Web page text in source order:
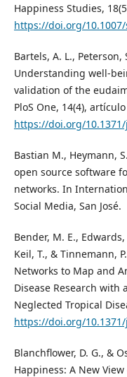
Happiness Studies,
https://doi.org/10.1007/
Bartels, A. L., Peterson,
Understanding well-
validation of the
PloS One, 14(4),
https://doi.org/
Bastian M., Heymann,
open source software
networks. In
Social Media, San José.
Bender, M. E.,
Keil, T., & Tinnemann,
Networks to Map and
Disease Research with
Neglected Tropical
https://doi.org/
Blanchflower, D. G., &
Happiness: A New